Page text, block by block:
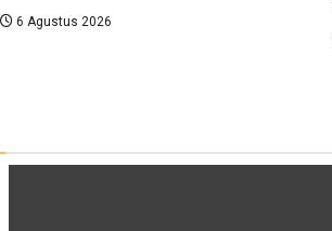
6 Agustus 2026